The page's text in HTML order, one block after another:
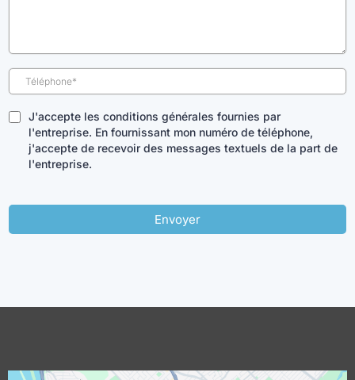
J'accepte les conditions générales fournies par
l'entreprise. En fournissant mon numéro de téléphone,
j'accepte de recevoir des messages textuels de la part de
l'entreprise.
Envoyer